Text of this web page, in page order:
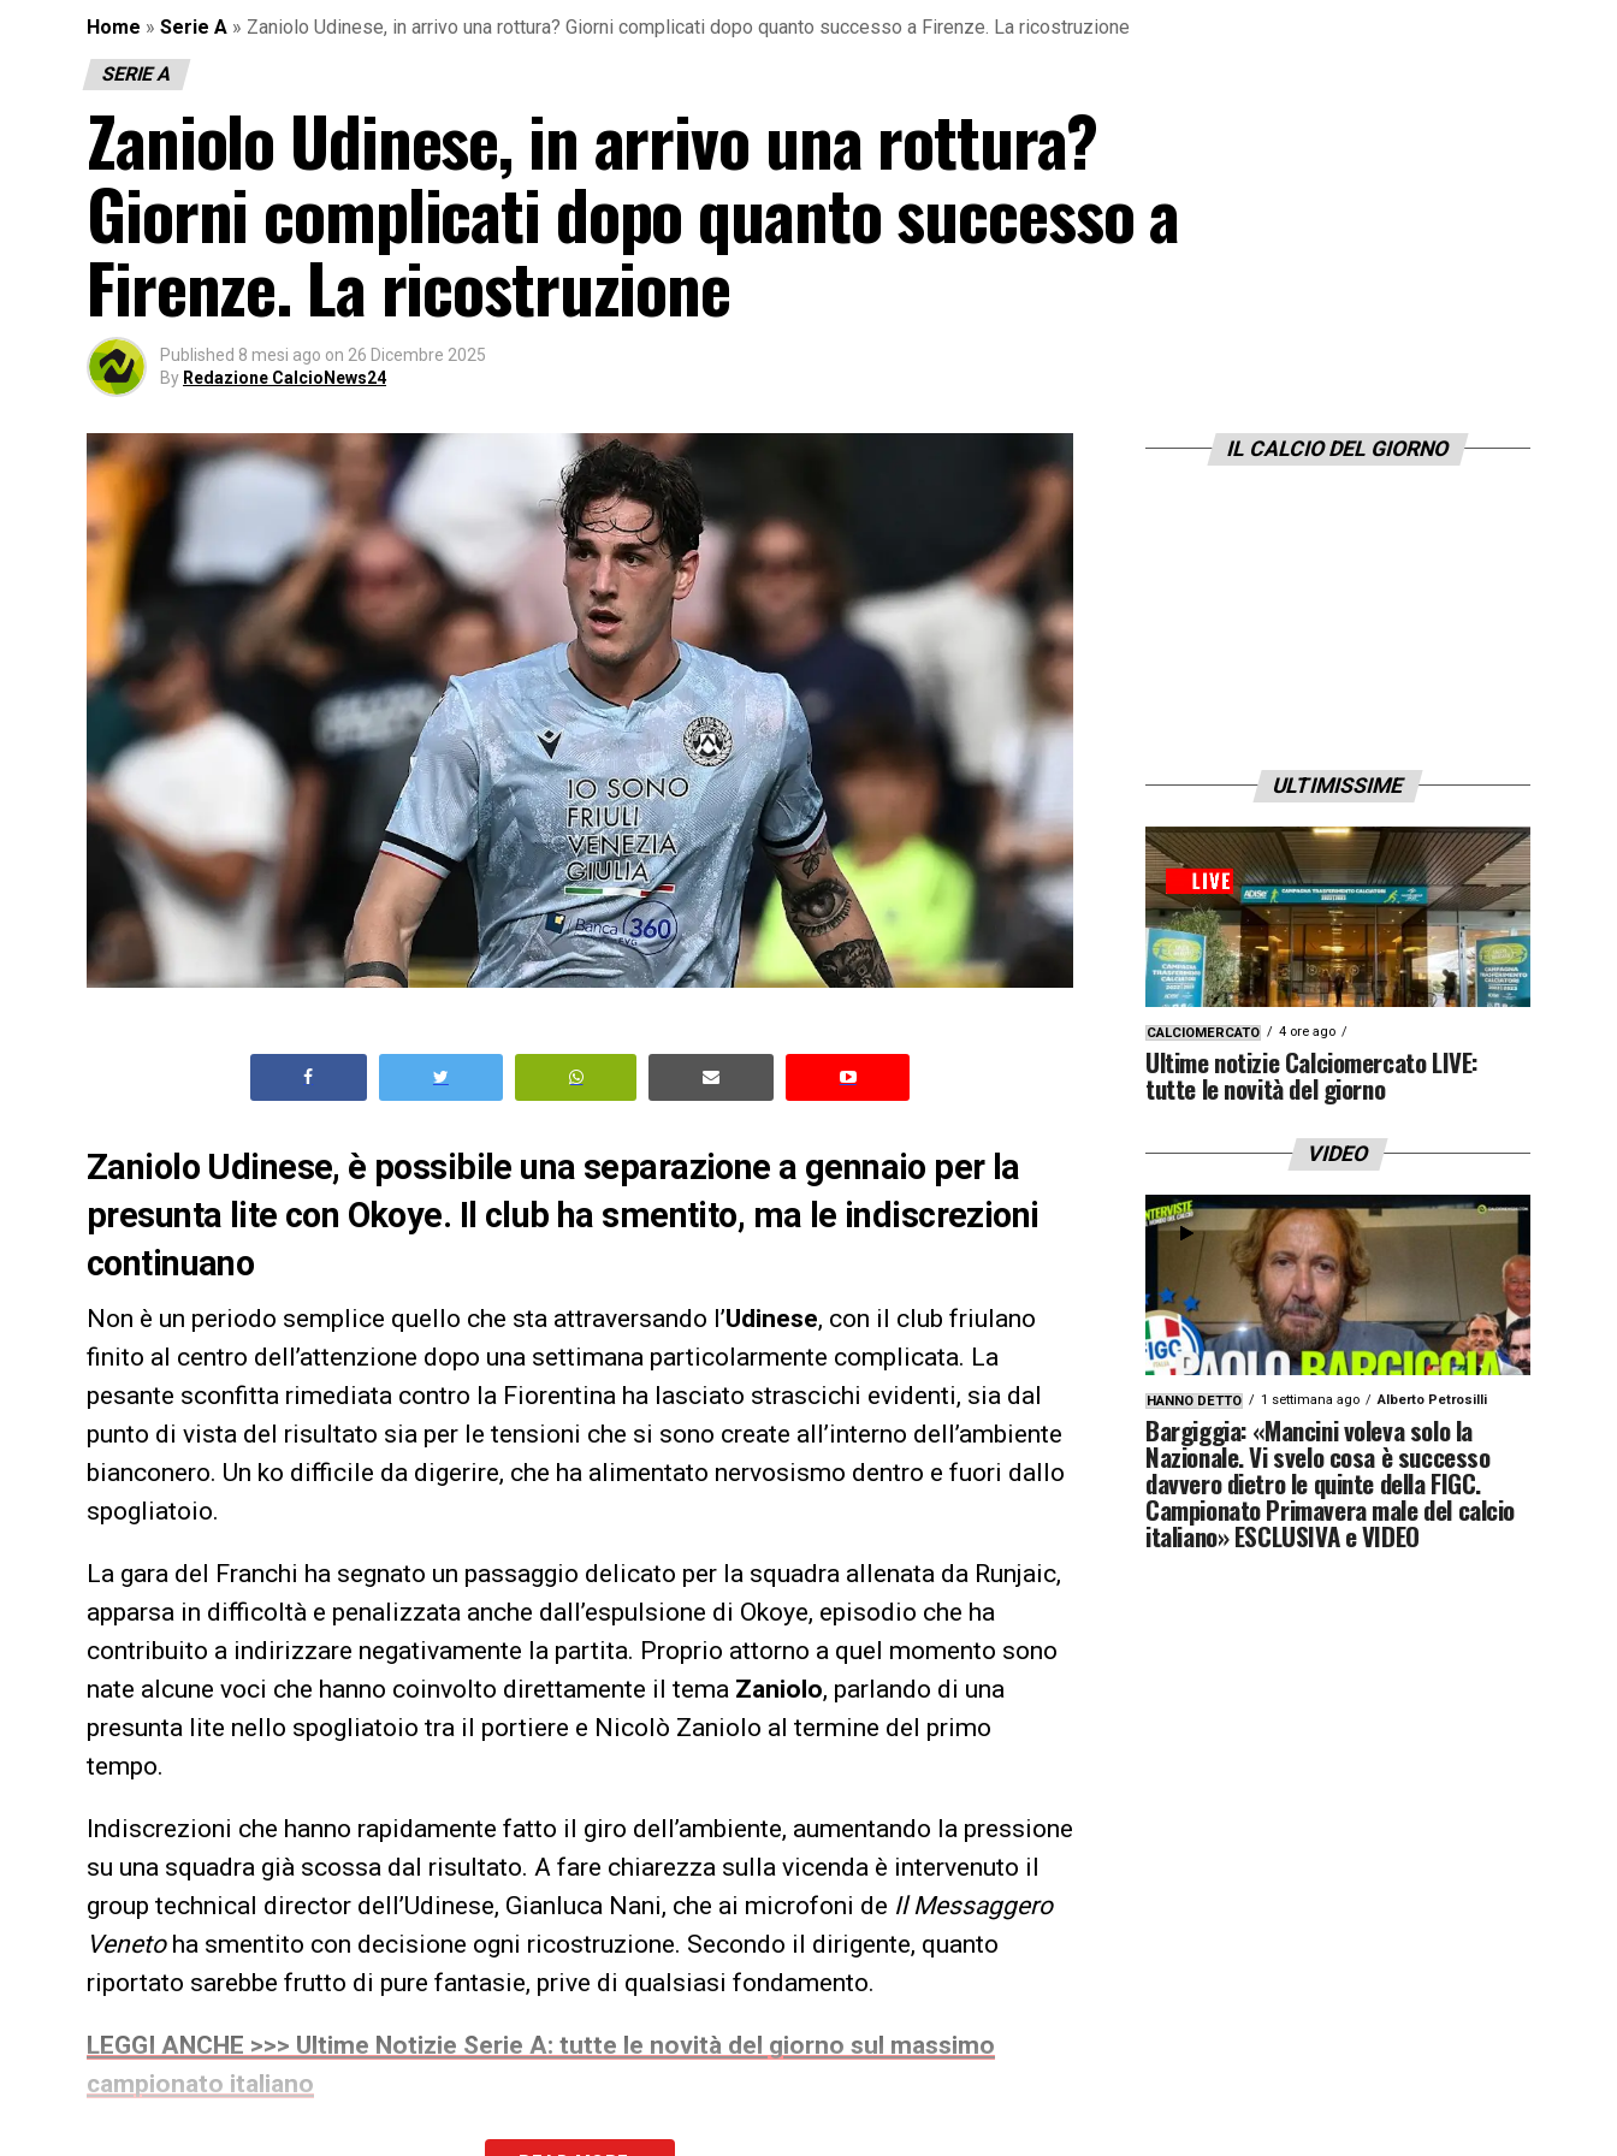
Home » Serie A » Zaniolo Udinese, in arrivo una rottura? Giorni complicati dopo quanto successo a Firenze. La ricostruzione
SERIE A
Zaniolo Udinese, in arrivo una rottura?
Giorni complicati dopo quanto successo a
Firenze. La ricostruzione
Published 8 mesi ago on 26 Dicembre 2025
By Redazione CalcioNews24
Zaniolo Udinese, è possibile una separazione a gennaio per la
presunta lite con Okoye. Il club ha smentito, ma le indiscrezioni
continuano
Non è un periodo semplice quello che sta attraversando l’Udinese, con il club friulano
finito al centro dell’attenzione dopo una settimana particolarmente complicata. La
pesante sconfitta rimediata contro la Fiorentina ha lasciato strascichi evidenti, sia dal
punto di vista del risultato sia per le tensioni che si sono create all’interno dell’ambiente
bianconero. Un ko difficile da digerire, che ha alimentato nervosismo dentro e fuori dallo
spogliatoio.
La gara del Franchi ha segnato un passaggio delicato per la squadra allenata da Runjaic,
apparsa in difficoltà e penalizzata anche dall’espulsione di Okoye, episodio che ha
contribuito a indirizzare negativamente la partita. Proprio attorno a quel momento sono
nate alcune voci che hanno coinvolto direttamente il tema Zaniolo, parlando di una
presunta lite nello spogliatoio tra il portiere e Nicolò Zaniolo al termine del primo
tempo.
Indiscrezioni che hanno rapidamente fatto il giro dell’ambiente, aumentando la pressione
su una squadra già scossa dal risultato. A fare chiarezza sulla vicenda è intervenuto il
group technical director dell’Udinese, Gianluca Nani, che ai microfoni de Il Messaggero
Venetoha smentito con decisione ogni ricostruzione. Secondo il dirigente, quanto
riportato sarebbe frutto di pure fantasie, prive di qualsiasi fondamento.
LEGGI ANCHE >>> Ultime Notizie Serie A: tutte le novità del giorno sul massimo
campionato italiano
Nani ha spiegato di essere stato presente prima, durante l’intervallo e dopo la partita,
IL CALCIO DEL GIORNO
ULTIMISSIME
CALCIOMERCATO 4 ore ago
Ultime notizie Calciomercato LIVE:
tutte le novità del giorno
VIDEO
HANNO DETTO 1 settimana ago Alberto Petrosilli
Bargiggia: «Mancini voleva solo la
Nazionale. Vi svelo cosa è successo
davvero dietro le quinte della FIGC.
Campionato Primavera male del calcio
italiano» ESCLUSIVA e VIDEO